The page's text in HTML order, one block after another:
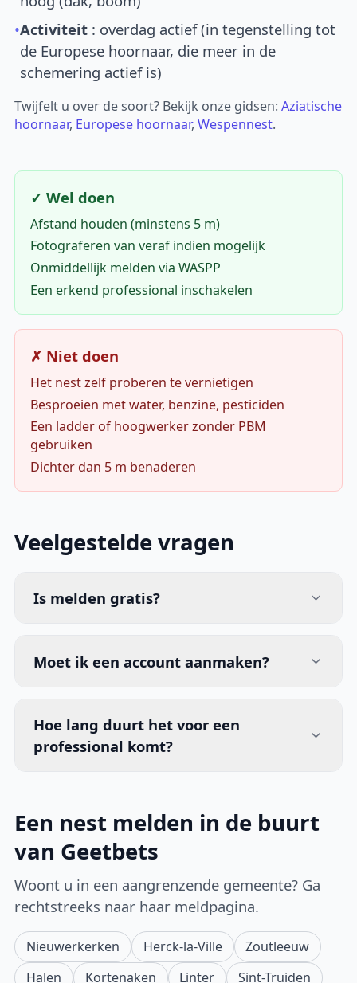
•Activiteit : overdag actief (in tegenstelling tot
de Europese hoornaar, die meer in de
schemering actief is)
Twijfelt u over de soort? Bekijk onze gidsen:Aziatische
hoornaar, Europese hoornaar,Wespennest.
✓ Wel doen
Afstand houden (minstens 5 m)
Fotograferen van veraf indien mogelijk
Onmiddellijk melden via WASPP
Een erkend professional inschakelen
✗ Niet doen
Het nest zelf proberen te vernietigen
Besproeien met water, benzine, pesticiden
Een ladder of hoogwerker zonder PBM
gebruiken
Dichter dan 5 m benaderen
Veelgestelde vragen
Is melden gratis?
Moet ik een account aanmaken?
Hoe lang duurt het voor een
professional komt?
Een nest melden in de buurt
van Geetbets
Woont u in een aangrenzende gemeente? Ga
rechtstreeks naar haar meldpagina.
Nieuwerkerken Herck-la-Ville
Zoutleeuw
Halen
Kortenaken Linter
Sint-Truiden